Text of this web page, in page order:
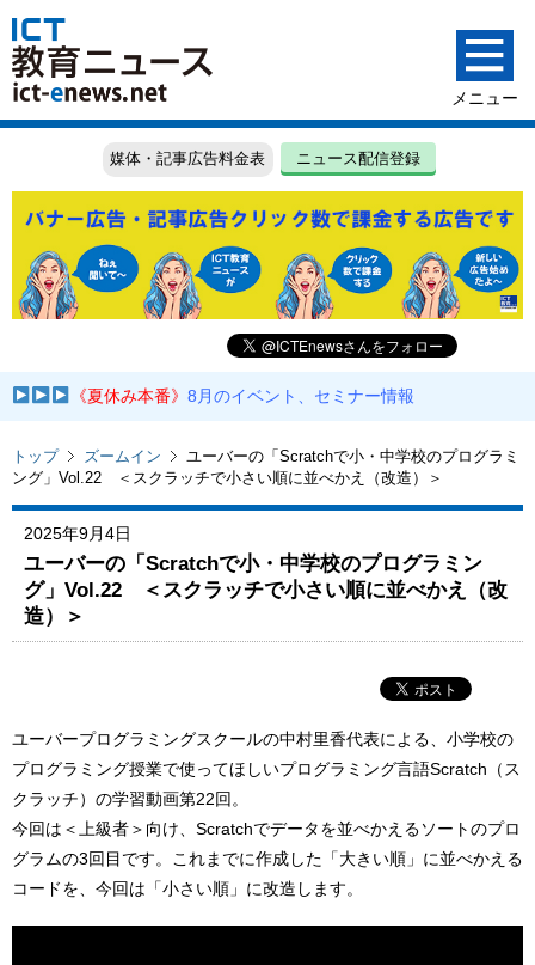
媒体・記事広告料金表 ニュース配信登録
《夏休み本番》8月のイベント、セミナー情報
トップ ズームイン
ユーバーの「Scratchで小・中学校のプログラミ
ング」Vol.22 ＜スクラッチで小さい順に並べかえ（改造）＞
2025年9月4日
ユーバーの「Scratchで小・中学校のプログラミン
グ」Vol.22 ＜スクラッチで小さい順に並べかえ（改
造）＞
ユーバープログラミングスクールの中村里香代表による、小学校の
プログラミング授業で使ってほしいプログラミング言語Scratch（ス
クラッチ）の学習動画第22回。
今回は＜上級者＞向け、Scratchでデータを並べかえるソートのプロ
グラムの3回目です。これまでに作成した「大きい順」に並べかえる
コードを、今回は「小さい順」に改造します。